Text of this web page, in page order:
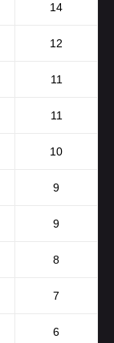
14
12
11
11
10
9
9
8
7
6